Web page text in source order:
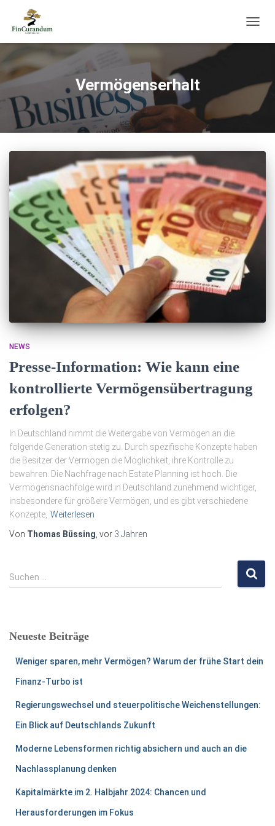
Vermögenserhalt
NEWS
Presse-Information: Wie kann eine
kontrollierte Vermögensübertragung
erfolgen?
In Deutschland nimmt die Weitergabe von Vermögen an die
folgende Generation stetig zu. Durch spezifische Konzepte haben
die Besitzer der Vermögen die Möglichkeit, ihre Kontrolle zu
bewahren. Die Nachfrage nach Estate Planning ist hoch. Die
Vermögensnachfolge wird in Deutschland zunehmend wichtiger,
insbesondere für größere Vermögen, und es gibt verschiedene
Konzepte, Weiterlesen
Von Thomas Büssing , vor 3 Jahren
S
u
n
Suchen …
Neueste Beiträge
Weniger sparen, mehr Vermögen? Warum der frühe Start dein
Finanz-Turbo ist
Regierungswechsel und steuerpolitische Weichenstellungen:
Ein Blick auf Deutschlands Zukunft
Moderne Lebensformen richtig absichern und auch an die
Nachlassplanung denken
Kapitalmärkte im 2. Halbjahr 2024: Chancen und
Herausforderungen im Fokus